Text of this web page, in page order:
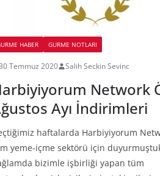
HABER GURME NOTLARI
Temmuz 2020 Salih Seckin Sevinc
Network
Ayı İndirimleri
haftalarda Harbiyiyorum
yeme-içme sektörü için
bizimle işbirliği yapan tüm